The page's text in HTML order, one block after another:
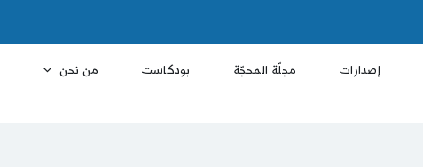
إصدارات مجلّة المحجّة بودكاست من نحن